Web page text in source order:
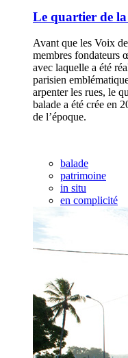
Le quartier de
Avant que les Voix de
membres fondateurs
avec laquelle a été
parisien
arpenter les rues, le
balade a été crée en
de l’époque.
balade
patrimoine
in situ
en complicité